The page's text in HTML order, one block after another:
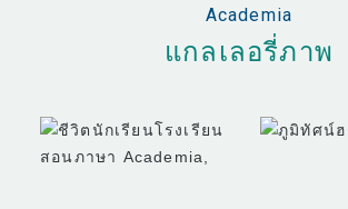
Academia
แกลเลอรี่ภาพ